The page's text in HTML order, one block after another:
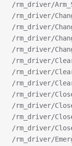
/rm_driver/
/rm_driver/
/rm_driver/
/rm_driver/
/rm_driver/
/rm_driver/
/rm_driver/
/rm_driver/
/rm_driver/
/rm_driver/
/rm_driver/
/rm_driver/
/rm_driver/